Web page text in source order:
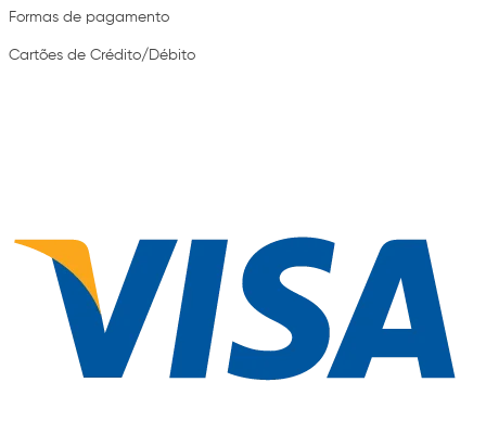
Formas de pagamento
Cartões de Crédito/Débito